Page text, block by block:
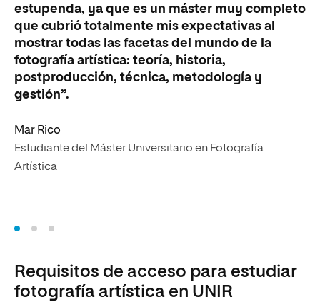
estupenda, ya que es un máster muy completo
que cubrió totalmente mis expectativas al
mostrar todas las facetas del mundo de la
fotografía artística: teoría, historia,
postproducción, técnica, metodología y
gestión”.
Mar Rico
Estudiante del Máster Universitario en Fotografía
Artística
Requisitos de acceso para estudiar
fotografía artística en UNIR